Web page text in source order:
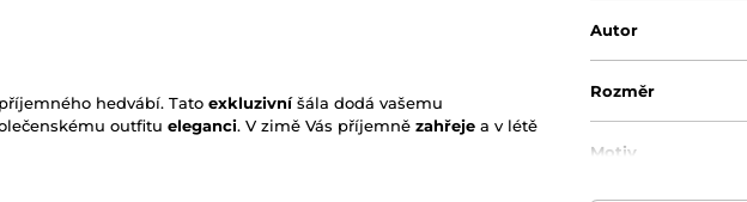
hedvábí. Tato exkluzivníšála dodá vašemu
outfitu eleganci. V zimě Vás příjemně zahřeje a v létě
Autor
Rozměr
Motiv